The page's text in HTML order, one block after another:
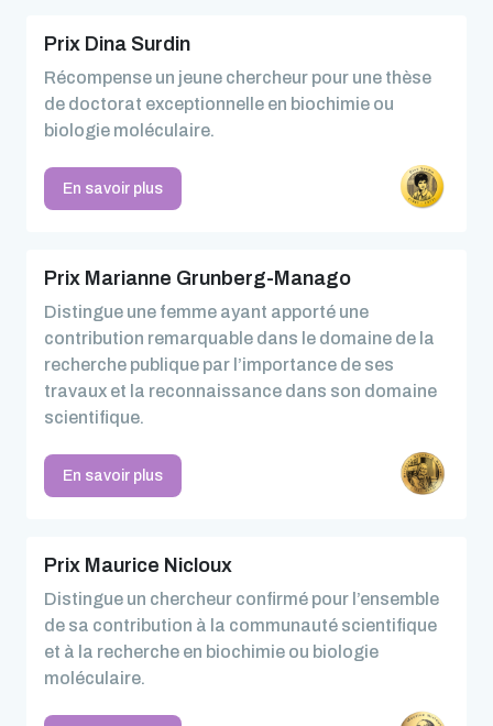
Prix Dina Surdin
Récompense un jeune chercheur pour une thèse
de doctorat exceptionnelle en biochimie ou
biologie moléculaire.
En savoir plus
Prix Marianne Grunberg-Manago
Distingue une femme ayant apporté une
contribution remarquable dans le domaine de la
recherche publique par l’importance de ses
travaux et la reconnaissance dans son domaine
scientifique.
En savoir plus
Prix Maurice Nicloux
Distingue un chercheur confirmé pour l’ensemble
de sa contribution à la communauté scientifique
et à la recherche en biochimie ou biologie
moléculaire.